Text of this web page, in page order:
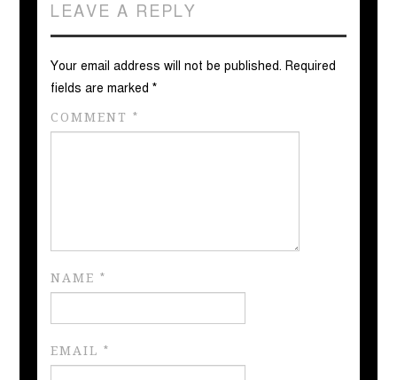
LEAVE A REPLY
Your email address will not be published. Required
fields are marked*
COMMENT*
NAME*
EMAIL*